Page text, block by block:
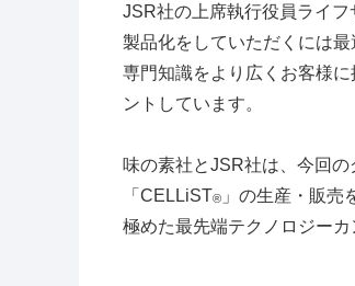
JSR社の上席執行役員ライ
製品化をしていただくには
専門知識をより広くお客様
ントしています。
味の素社とJSR社は、今回の
「 CELLiST® 」の生産・販売
極めた最先端テクノロジーカ